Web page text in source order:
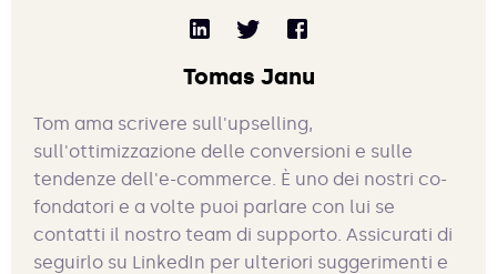
Tomas Janu
Tom ama scrivere sull'upselling,
sull'ottimizzazione delle conversioni e sulle
tendenze dell'e-commerce. È uno dei nostri co-
fondatori e a volte puoi parlare con lui se
contatti il nostro team di supporto. Assicurati di
seguirlo su LinkedIn per ulteriori suggerimenti e